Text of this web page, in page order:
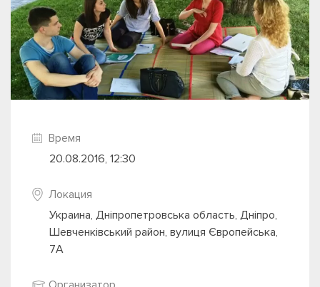
Время
20.08.2016, 12:30
Локация
Украина, Дніпропетровська область, Дніпро,
Шевченківський район, вулиця Європейська,
7А